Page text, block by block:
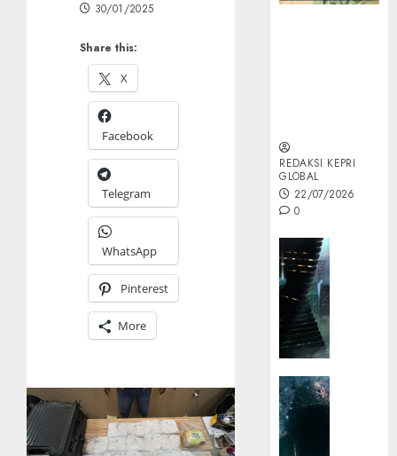
Share this:
X
Facebook
Telegram
WhatsApp
Pinterest
More
30/01/2025
REDAKSI KEPRI
GLOBAL
22/07/2026
0